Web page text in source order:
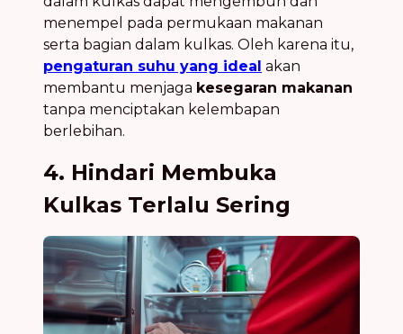
menempel pada permukaan makanan
serta bagian dalam kulkas. Oleh karena itu,
pengaturan suhu yang ideal akan
membantu menjaga kesegaran makanan
tanpa menciptakan kelembapan
berlebihan.
4. Hindari Membuka
Kulkas Terlalu Sering